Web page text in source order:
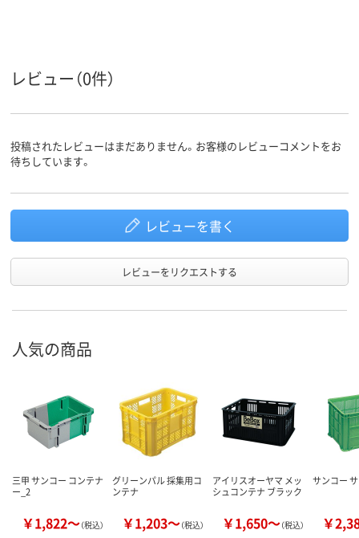
レビュー（0件）
投稿されたレビューはまだありません。お客様のレビューコメントをお
待ちしています。
レビューを書く
レビューをリクエストする
人気の商品
三甲 サンコー コンテナ
ー_2
￥1,822～（税込）
グリーンパル 採集用コ
ンテナ
￥1,203～（税込）
アイリスオーヤマ メッ
シュコンテナ ブラック
￥1,650～（税込）
サンコー
￥